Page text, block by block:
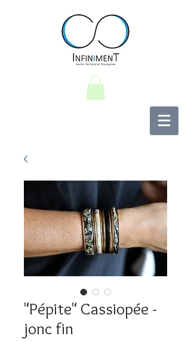
"Pépite" Cassiopée -
jonc fin